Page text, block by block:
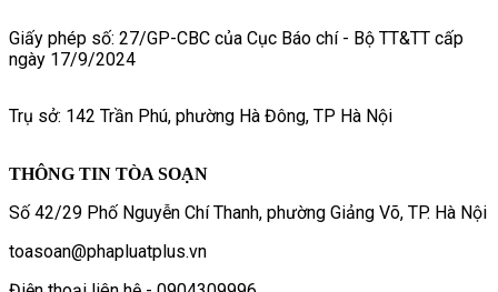
Giấy phép số: 27/GP-CBC của Cục Báo chí - Bộ TT&TT cấp
ngày 17/9/2024
Trụ sở: 142 Trần Phú, phường Hà Đông, TP Hà Nội
THÔNG TIN TÒA SOẠN
Số 42/29 Phố Nguyễn Chí Thanh, phường Giảng Võ, TP. Hà Nội
toasoan@phapluatplus.vn